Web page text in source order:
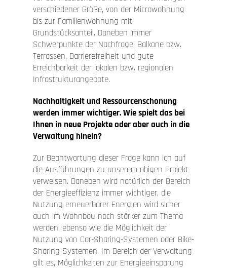
verschiedener Größe, von der Microwohnung
bis zur Familienwohnung mit
Grundstücksanteil. Daneben immer
Schwerpunkte der Nachfrage: Balkone bzw.
Terrassen, Barrierefreiheit und gute
Erreichbarkeit der lokalen bzw. regionalen
Infrastrukturangebote.
Nachhaltigkeit und Ressourcenschonung
werden immer wichtiger. Wie spielt das bei
Ihnen in neue Projekte oder aber auch in die
Verwaltung hinein?
Zur Beantwortung dieser Frage kann ich auf
die Ausführungen zu unserem obigen Projekt
verweisen. Daneben wird natürlich der Bereich
der Energieeffizienz immer wichtiger, die
Nutzung erneuerbarer Energien wird sicher
auch im Wohnbau noch stärker zum Thema
werden, ebenso wie die Möglichkeit der
Nutzung von Car-Sharing-Systemen oder Bike-
Sharing-Systemen. Im Bereich der Verwaltung
gilt es, Möglichkeiten zur Energieeinsparung